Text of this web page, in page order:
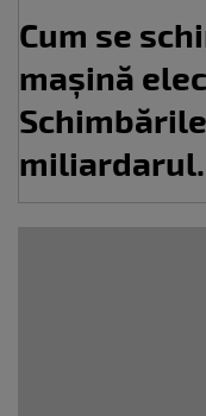
Cum se
mașină